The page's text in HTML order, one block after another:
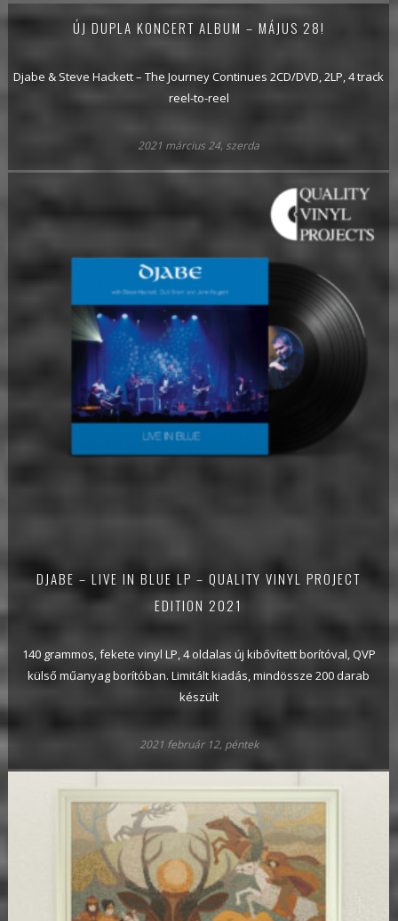
ÚJ DUPLA KONCERT ALBUM – MÁJUS 28!
Djabe & Steve Hackett – The Journey Continues 2CD/DVD, 2LP, 4 track
reel-to-reel
2021 március 24, szerda
DJABE – LIVE IN BLUE LP – QUALITY VINYL PROJECT
EDITION 2021
140 grammos, fekete vinyl LP, 4 oldalas új kibővített borítóval, QVP
külső műanyag borítóban. Limitált kiadás, mindössze 200 darab
készült
2021 február 12, péntek